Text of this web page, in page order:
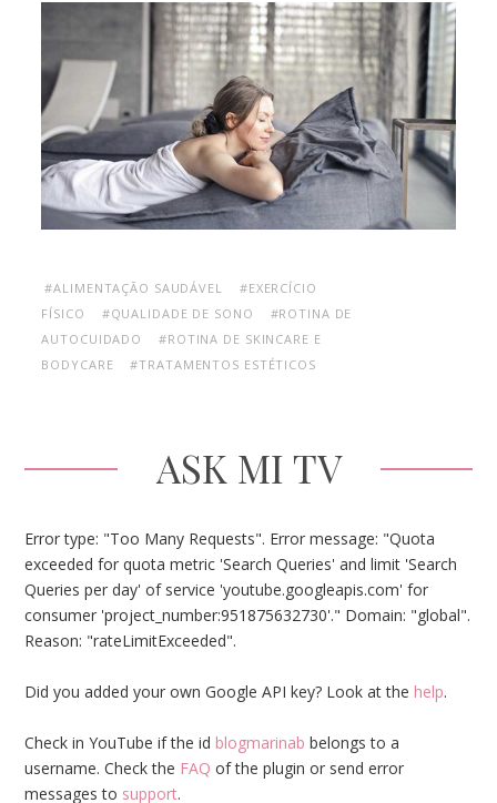
#ALIMENTAÇÃO SAUDÁVEL
#EXERCÍCIO
FÍSICO
#QUALIDADE DE SONO
#ROTINA DE
AUTOCUIDADO
#ROTINA DE SKINCARE E
BODYCARE
#TRATAMENTOS ESTÉTICOS
ASK MI TV
Error type: "Too Many Requests". Error message: "Quota
exceeded for quota metric 'Search Queries' and limit 'Search
Queries per day' of service 'youtube.googleapis.com' for
consumer 'project_number:951875632730'." Domain: "global".
Reason: "rateLimitExceeded".
Did you added your own Google API key? Look at the help.
Check in YouTube if the id blogmarinab belongs to a
username. Check the FAQ of the plugin or send error
messages to support.